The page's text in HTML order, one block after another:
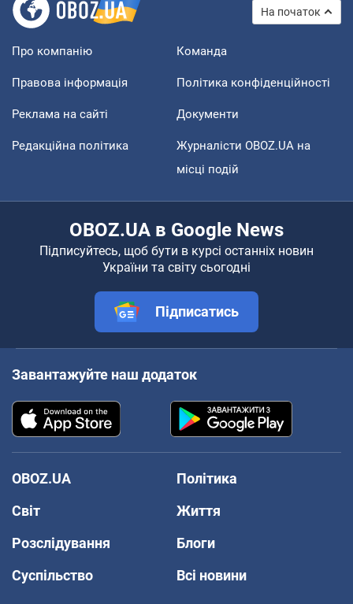
На початок
Про компанію Команда
Правова інформація Політика конфіденційності
Реклама на сайті Документи
Редакційна політика
Журналісти OBOZ.UA на
місці подій
OBOZ.UA в Google News
Підписуйтесь, щоб бути в курсі останніх новин
України та світу сьогодні
Підписатись
Завантажуйте наш додаток
OBOZ.UA
Політика
Світ
Життя
Розслідування
Блоги
Суспільство
Всі новини